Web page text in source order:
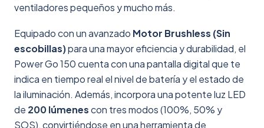
ventiladores pequeños y mucho más.
Equipado con un avanzado Motor Brushless (Sin
escobillas)para una mayor eficiencia y durabilidad, el
Power Go 150 cuenta con una pantalla digital que te
indica en tiempo real el nivel de batería y el estado de
la iluminación. Además, incorpora una potente luz LED
de 200 lúmenescon tres modos (100%, 50% y
SOS), convirtiéndose en una herramienta de